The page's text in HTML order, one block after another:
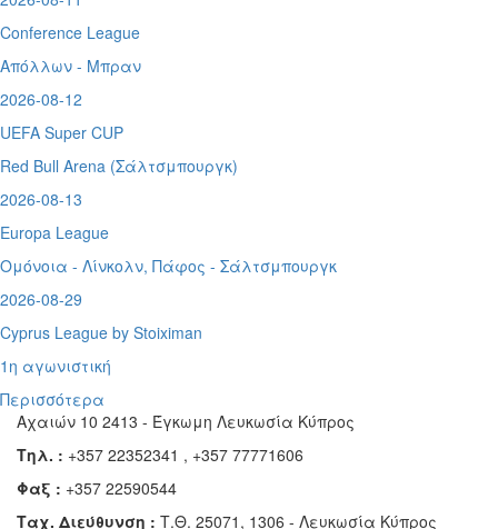
Conference League
Απόλλων - Μπραν
2026-08-12
UEFA Super CUP
Red Bull Arena (Σάλτσμπουργκ)
2026-08-13
Europa League
Ομόνοια - Λίνκολν, Πάφος - Σάλτσμπουργκ
2026-08-29
Cyprus League by Stoiximan
1η αγωνιστική
Περισσότερα
Αχαιών 10 2413 - Έγκωμη Λευκωσία Κύπρος
Τηλ. : +357 22352341 , +357 77771606
Φαξ : +357 22590544
Ταχ. Διεύθυνση : Τ.Θ. 25071, 1306 - Λευκωσία Κύπρος